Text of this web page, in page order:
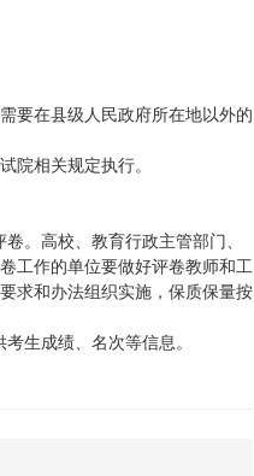
要在县级人民政府所在地以外的
院相关规定执行。
。高校、教育行政主管部门、
工作的单位要做好评卷教师和工
求和办法组织实施，保质保量按
生成绩、名次等信息。